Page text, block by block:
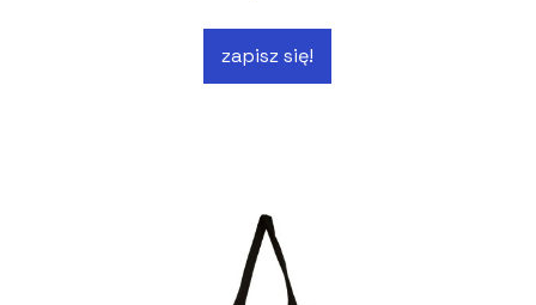
zapisz się!